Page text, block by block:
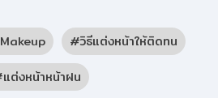
Makeup
วิธีแต่งหน้าให้ติดทน
แต่งหน้าหน้าฝน